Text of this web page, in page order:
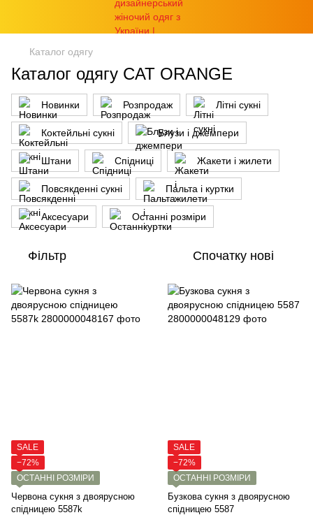
Каталог одягу
Каталог одягу CAT ORANGE
Новинки Розпродаж Літні сукні
Коктейльні сукні Блузи і джемпери
Штани Спідниці Жакети і жилети
Повсякденні сукні Пальта і куртки
Аксесуари Останні розміри
Фільтр Спочатку нові
SALE
−72%
ОСТАННІ РОЗМІРИ
Червона сукня з двоярусною
спідницею 5587k
SALE
−72%
ОСТАННІ РОЗМІРИ
Бузкова сукня з двоярусною
спідницею 5587